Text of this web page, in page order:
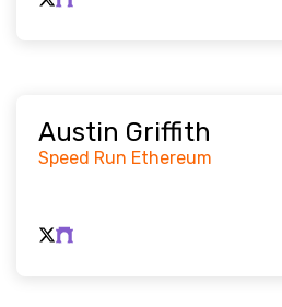
Austin Griffith
Speed Run Ethereum